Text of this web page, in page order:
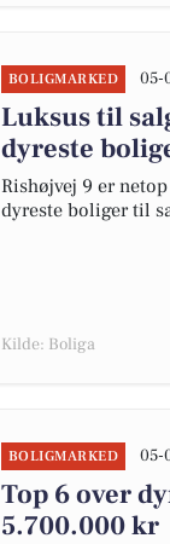
BOLIGMARKED 05-
Luksus til
dyreste
Rishøjvej 9 er
dyreste boliger til
Kilde: Boliga
BOLIGMARKED 05-
Top 6 over
5.700.000 kr